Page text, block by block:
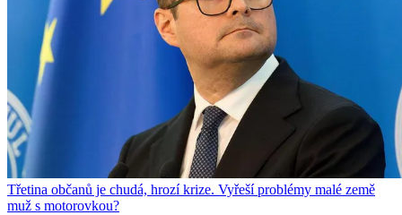
Třetina občanů je chudá, hrozí krize. Vyřeší problémy malé země
muž s motorovkou?